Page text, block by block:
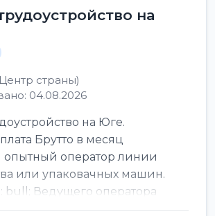
на
страны)
04.08.2026
на Юге.
Брутто в месяц
опытный оператор линии
или упаковачных машин.
bull; Ведущего оператора
контроль и по...